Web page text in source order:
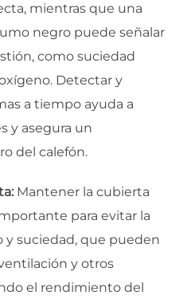
mientras que una
negro puede señalar
como suciedad
Detectar y
a tiempo ayuda a
y asegura un
del calefón.
Mantener la cubierta
para evitar la
y suciedad, que pueden
y otros
el rendimiento del